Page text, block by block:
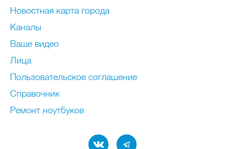
Новостная карта города
Каналы
Ваше видео
Лица
Пользовательское соглашение
Справочник
Ремонт нoутбуков